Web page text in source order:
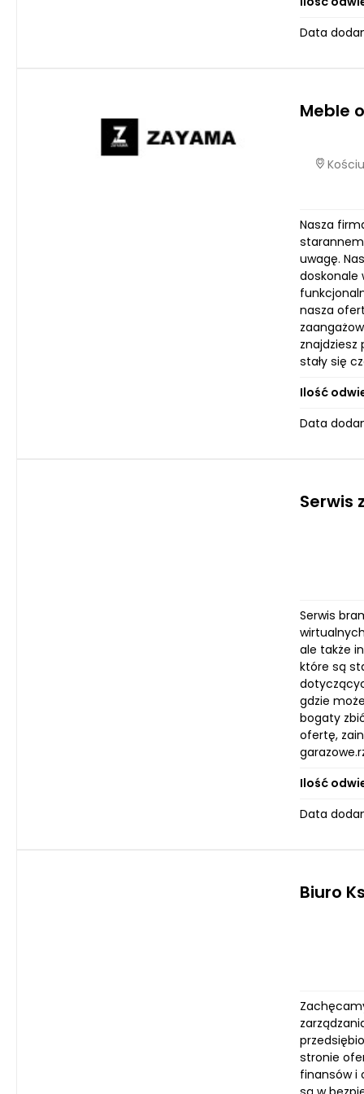
Data
Meble
Nasza
uwagę.
doskonale
nasza
znajdziesz
stały się
Ilość
Data
Serwis
Serwis
ale także
które są
gdzie
bogaty
ofertę,
Ilość
Data
Biuro
stronie
finansów i